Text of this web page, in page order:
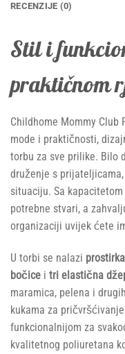
RECENZIJE (0)
Stil i
praktičnom
Childhome Mommy
mode i praktičnosti,
torbu za sve prilike. Bilo
druženje s
situaciju. Sa
potrebne stvari, a
organizaciji uvijek ćete
U torbi se nalazi
bočice i tri elastična
maramica, pelena i
kukama za
funkcionalnijom za
kvalitetnog poliuretana